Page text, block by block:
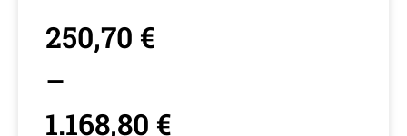
250,70 €
–
1.168,80 €